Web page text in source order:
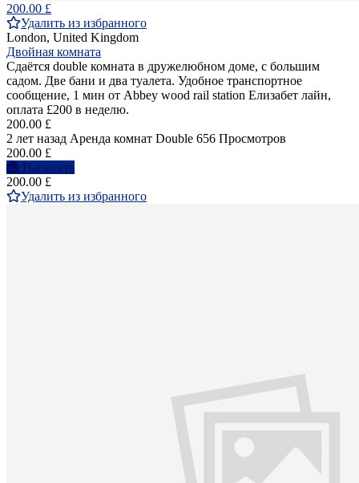
200.00 £
Удалить из избранного
London, United Kingdom
Двойная комната
Сдаётся double комната в дружелюбном доме, с большим
садом. Две бани и два туалета. Удобное транспортное
сообщение, 1 мин от Abbey wood rail station Елизабет лайн,
оплата £200 в неделю.
200.00 £
2 лет назад Аренда комнат Double 656 Просмотров
200.00 £
Написать
200.00 £
Удалить из избранного